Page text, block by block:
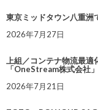
東京ミッドタウン八重洲
2026年7月27日
上組／コンテナ物流最
「OneStream株式会社
2026年7月21日